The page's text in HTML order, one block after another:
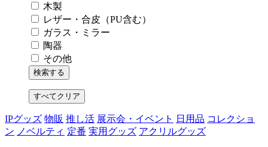
木製
レザー・合皮（PU含む）
ガラス・ミラー
陶器
その他
すべてクリア
IPグッズ 物販 推し活 展示会・イベント 日用品 コレクショ
ン ノベルティ 定番 実用グッズ アクリルグッズ